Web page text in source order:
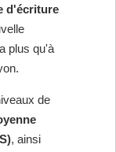
d'écriture
plus qu'à
de
, ainsi